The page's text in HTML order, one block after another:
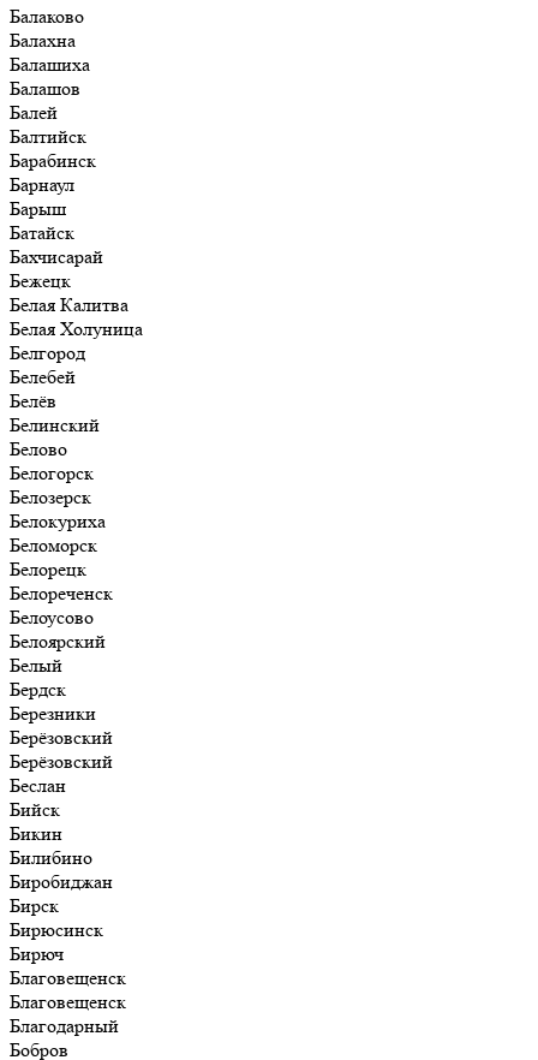
Балаково
Балахна
Балашиха
Балашов
Балей
Балтийск
Барабинск
Барнаул
Барыш
Батайск
Бахчисарай
Бежецк
Белая Калитва
Белая Холуница
Белгород
Белебей
Белёв
Белинский
Белово
Белогорск
Белозерск
Белокуриха
Беломорск
Белорецк
Белореченск
Белоусово
Белоярский
Белый
Бердск
Березники
Берёзовский
Берёзовский
Беслан
Бийск
Бикин
Билибино
Биробиджан
Бирск
Бирюсинск
Бирюч
Благовещенск
Благовещенск
Благодарный
Бобров